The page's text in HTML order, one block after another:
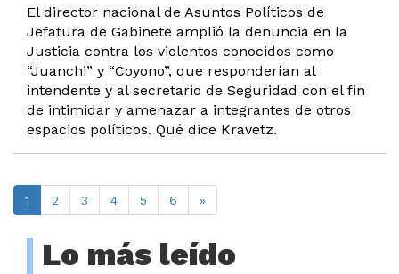
El director nacional de Asuntos Políticos de
Jefatura de Gabinete amplió la denuncia en la
Justicia contra los violentos conocidos como
“Juanchi” y “Coyono”, que responderían al
intendente y al secretario de Seguridad con el fin
de intimidar y amenazar a integrantes de otros
espacios políticos. Qué dice Kravetz.
1 2 3 4 5 6 »
Lo más leído